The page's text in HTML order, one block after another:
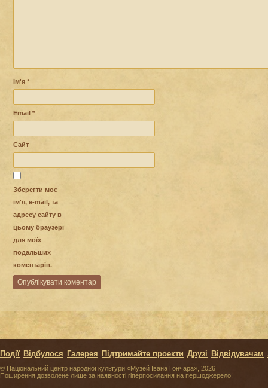
Ім'я *
Email *
Сайт
Зберегти моє
ім'я, e-mail, та
адресу сайту в
цьому браузері
для моїх
подальших
коментарів.
© Національний центр народної культури «Музей Івана Гончара», 2026
Поширення дозволене лише за наявності гіперпосилання на першоджерело!
Події Відбулося Галерея Підтримайте проекти Друзі Відвідувачам